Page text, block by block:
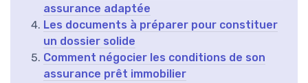
assurance adaptée
Les documents à préparer pour constituer
un dossier solide
Comment négocier les conditions de son
assurance prêt immobilier